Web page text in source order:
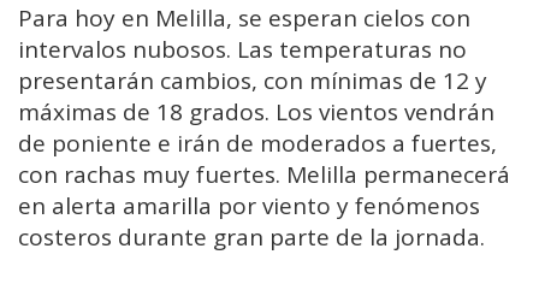
Para hoy en Melilla, se esperan cielos con
intervalos nubosos. Las temperaturas no
presentarán cambios, con mínimas de 12 y
máximas de 18 grados. Los vientos vendrán
de poniente e irán de moderados a fuertes,
con rachas muy fuertes. Melilla permanecerá
en alerta amarilla por viento y fenómenos
costeros durante gran parte de la jornada.